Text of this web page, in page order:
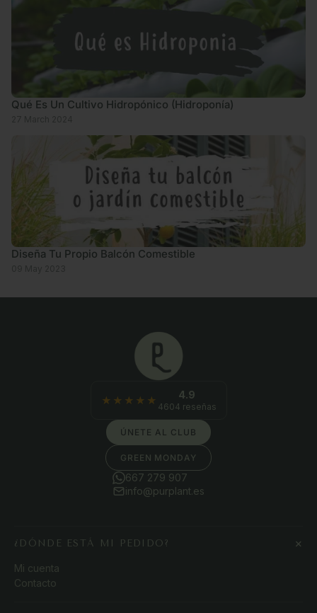
Qué Es Un Cultivo Hidropónico (Hidroponía)
Diseña Tu Propio Balcón Comestible
★★★★★ 4.9
4604 reseñas
ÚNETE AL CLUB
GREEN MONDAY
667 279 907
info@purplant.es
¿DÓNDE ESTÁ MI PEDIDO? +
Mi cuenta
Contacto